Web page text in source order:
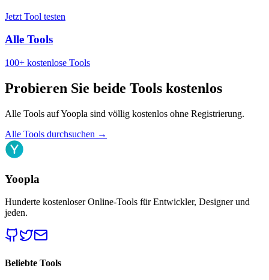
Jetzt Tool testen
Alle Tools
100+ kostenlose Tools
Probieren Sie beide Tools kostenlos
Alle Tools auf Yoopla sind völlig kostenlos ohne Registrierung.
Alle Tools durchsuchen →
Yoopla
Hunderte kostenloser Online-Tools für Entwickler, Designer und
jeden.
Beliebte Tools